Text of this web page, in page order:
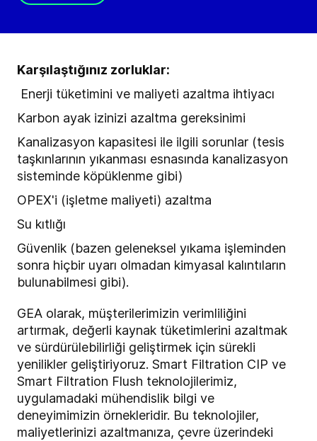
Karşılaştığınız zorluklar:
Enerji tüketimini ve maliyeti azaltma ihtiyacı
Karbon ayak izinizi azaltma gereksinimi
Kanalizasyon kapasitesi ile ilgili sorunlar (tesis
taşkınlarının yıkanması esnasında kanalizasyon
sisteminde köpüklenme gibi)
OPEX'i (işletme maliyeti) azaltma
Su kıtlığı
Güvenlik (bazen geleneksel yıkama işleminden
sonra hiçbir uyarı olmadan kimyasal kalıntıların
bulunabilmesi gibi).
GEA olarak, müşterilerimizin verimliliğini
artırmak, değerli kaynak tüketimlerini azaltmak
ve sürdürülebilirliği geliştirmek için sürekli
yenilikler geliştiriyoruz. Smart Filtration CIP ve
Smart Filtration Flush teknolojilerimiz,
uygulamadaki mühendislik bilgi ve
deneyimimizin örnekleridir. Bu teknolojiler,
maliyetlerinizi azaltmanıza, çevre üzerindeki